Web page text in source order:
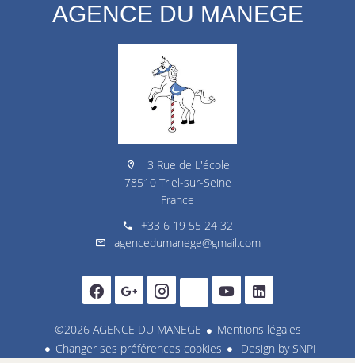
AGENCE DU MANEGE
3 Rue de L'école
78510 Triel-sur-Seine
France
+33 6 19 55 24 32
agencedumanege@gmail.com
©2026 AGENCE DU MANEGE
Mentions légales
Changer ses préférences cookies
Design by SNPI